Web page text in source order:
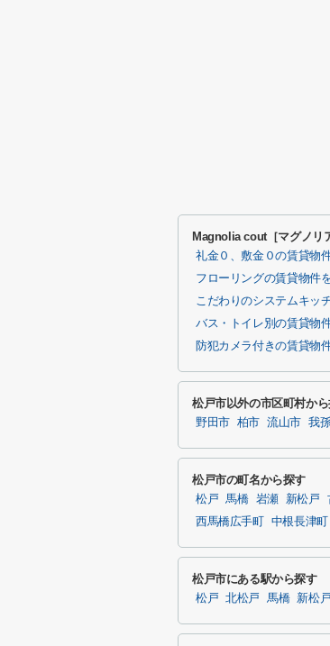
Magnolia cout［マグノリ
礼金０、敷金０の賃貸物
フローリングの賃貸物件
こだわりのシステムキッ
バス・トイレ別の賃貸物
防犯カメラ付きの賃貸物
松戸市以外の市区町村か
野田市 柏市 流山市 我
松戸市の町名から探す
松戸 馬橋 岩瀬 新松戸
西馬橋広手町
中根長津町
松戸市にある駅から探す
松戸 北松戸 馬橋 新松戸